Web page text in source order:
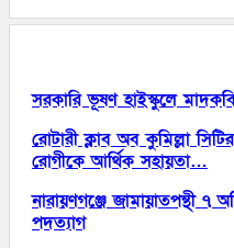
সরকারি ভূষণ হাইস্কুলে
রোটারী ক্লাব অব কুমিল্লা
রোগীকে আর্থিক সহায়তা…
নারায়ণগঞ্জে জামায়াতপন্থী ৭
পদত্যাগ